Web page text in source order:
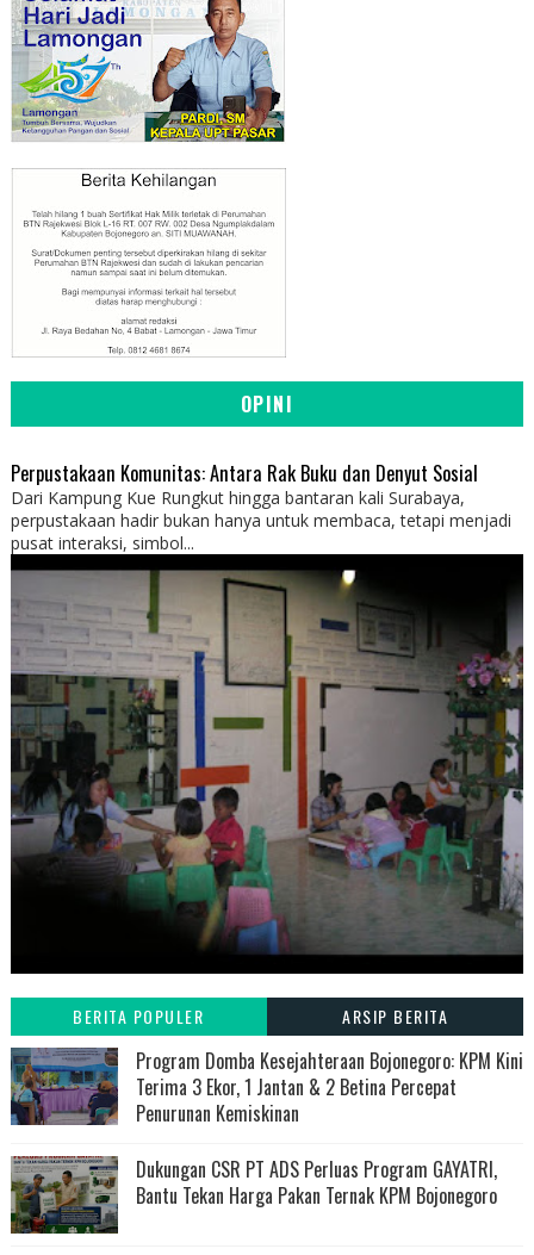
OPINI
Perpustakaan Komunitas: Antara Rak Buku dan Denyut Sosial
Dari Kampung Kue Rungkut hingga bantaran kali Surabaya,
perpustakaan hadir bukan hanya untuk membaca, tetapi menjadi
pusat interaksi, simbol...
BERITA POPULER ARSIP BERITA
Program Domba Kesejahteraan Bojonegoro: KPM Kini
Terima 3 Ekor, 1 Jantan & 2 Betina Percepat
Penurunan Kemiskinan
Dukungan CSR PT ADS Perluas Program GAYATRI,
Bantu Tekan Harga Pakan Ternak KPM Bojonegoro